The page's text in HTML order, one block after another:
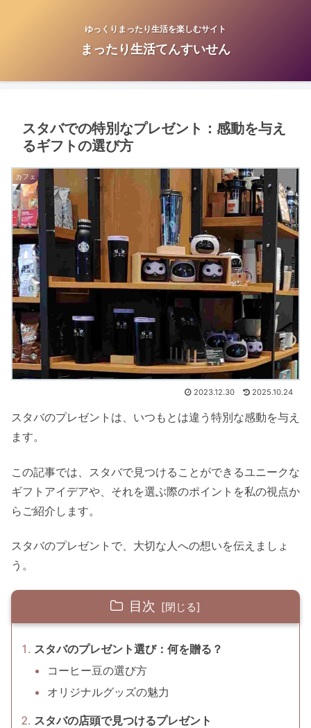
ゆっくりまったり生活を楽しむサイト
まったり生活てんすいせん
スタバでの特別なプレゼント：感動を与え
るギフトの選び方
カフェ
2023.12.30 2025.10.24
スタバのプレゼントは、いつもとは違う特別な感動を与え
ます。
この記事では、スタバで見つけることができるユニークな
ギフトアイデアや、それを選ぶ際のポイントを私の視点か
らご紹介します。
スタバのプレゼントで、大切な人への想いを伝えましょ
う。
目次
スタバのプレゼント選び：何を贈る？
コーヒー豆の選び方
オリジナルグッズの魅力
スタバの店頭で見つけるプレゼント